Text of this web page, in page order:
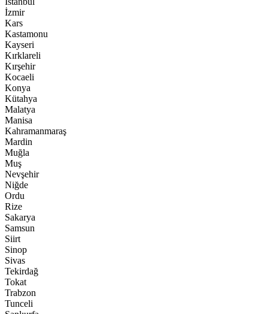
İzmir
Kars
Kastamonu
Kayseri
Kırklareli
Kırşehir
Kocaeli
Konya
Kütahya
Malatya
Manisa
Kahramanmaraş
Mardin
Muğla
Muş
Nevşehir
Niğde
Ordu
Rize
Sakarya
Samsun
Siirt
Sinop
Sivas
Tekirdağ
Tokat
Trabzon
Tunceli